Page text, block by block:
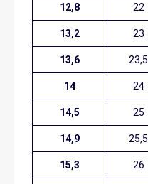
12,8 22
13,2 23
13,6 23,5
14 24
14,5 25
14,9 25,5
15,3 26